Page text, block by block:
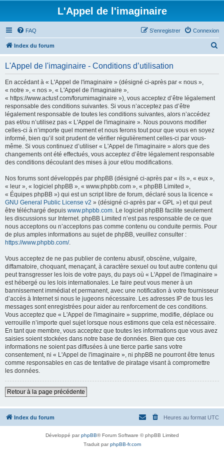
L'Appel de l'imaginaire
FAQ Connexion
S’enregistrer
Index du forum
L'Appel de l'imaginaire - Conditions d’utilisation
En accédant à « L'Appel de l'imaginaire » (désigné ci-après par « nous »,
« notre », « nos », « L'Appel de l'imaginaire »,
« https://www.actusf.com/forumimaginaire »), vous acceptez d’être légalement
responsable des conditions suivantes. Si vous n’acceptez pas d’être
légalement responsable de toutes les conditions suivantes, alors n’accédez
pas et/ou n’utilisez pas « L'Appel de l'imaginaire ». Nous pouvons modifier
celles-ci à n’importe quel moment et nous ferons tout pour que vous en soyez
informé, bien qu’il soit prudent de vérifier régulièrement celles-ci par vous-
même. Si vous continuez d’utiliser « L'Appel de l'imaginaire » alors que des
changements ont été effectués, vous acceptez d’être légalement responsable
des conditions découlant des mises à jour et/ou modifications.
Nos forums sont développés par phpBB (désigné ci-après par « ils », « eux »,
« leur », « logiciel phpBB », « www.phpbb.com », « phpBB Limited »,
« Équipes phpBB ») qui est un script libre de forum, déclaré sous la licence «
GNU General Public License v2 » (désigné ci-après par « GPL ») et qui peut
être téléchargé depuis www.phpbb.com. Le logiciel phpBB facilite seulement
les discussions sur Internet. phpBB Limited n’est pas responsable de ce que
nous acceptons ou n’acceptons pas comme contenu ou conduite permis. Pour
de plus amples informations au sujet de phpBB, veuillez consulter :
https://www.phpbb.com/.
Vous acceptez de ne pas publier de contenu abusif, obscène, vulgaire,
diffamatoire, choquant, menaçant, à caractère sexuel ou tout autre contenu qui
peut transgresser les lois de votre pays, du pays où « L'Appel de l'imaginaire »
est hébergé ou les lois internationales. Le faire peut vous mener à un
bannissement immédiat et permanent, avec une notification à votre fournisseur
d’accès à Internet si nous le jugeons nécessaire. Les adresses IP de tous les
messages sont enregistrées pour aider au renforcement de ces conditions.
Vous acceptez que « L'Appel de l'imaginaire » supprime, modifie, déplace ou
verrouille n’importe quel sujet lorsque nous estimons que cela est nécessaire.
En tant que membre, vous acceptez que toutes les informations que vous avez
saisies soient stockées dans notre base de données. Bien que ces
informations ne soient pas diffusées à une tierce partie sans votre
consentement, ni « L'Appel de l'imaginaire », ni phpBB ne pourront être tenus
comme responsables en cas de tentative de piratage visant à compromettre
les données.
Retour à la page précédente
Index du forum Heures au format UTC
Développé parphpBB® Forum Software © phpBB Limited
Traduit parphpBB-fr.com